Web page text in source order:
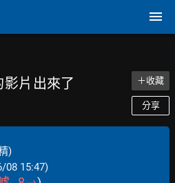
片出來了 ＋收藏
分享
)
08 15:47)